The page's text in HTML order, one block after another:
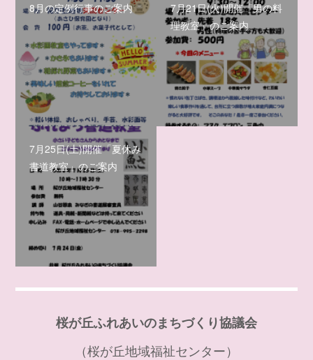
8月の定例行事のご案内
7月21日(火)開催「男の料
理教室」のご案内
7月25日(土)開催「夏休み
書道教室」のご案内
桜が丘ふれあいのまちづくり協議会
（桜が丘地域福祉センター）